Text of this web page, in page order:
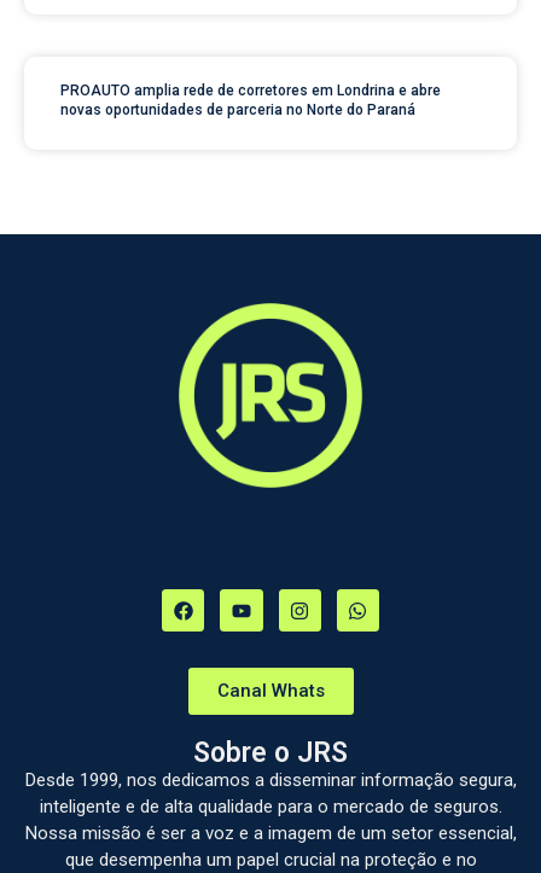
PROAUTO amplia rede de corretores em Londrina e abre
novas oportunidades de parceria no Norte do Paraná
Canal Whats
Sobre o JRS
Desde 1999, nos dedicamos a disseminar informação segura,
inteligente e de alta qualidade para o mercado de seguros.
Nossa missão é ser a voz e a imagem de um setor essencial,
que desempenha um papel crucial na proteção e no